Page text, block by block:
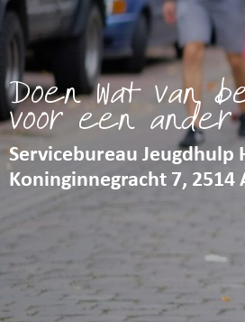
Doen wat van
voor een ander
Servicebureau Jeugdhulp
Koninginnegracht 7, 2514